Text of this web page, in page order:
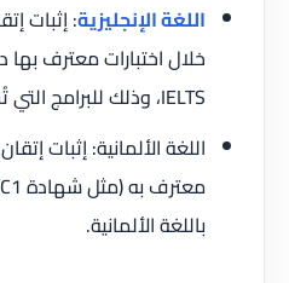
اللغة الإنجليزية: إثبات
IELTS، وذلك للبرامج التي تُدرس باللغة الإنجليزية.
اللغة الألمانية: إثبات
باللغة الألمانية.